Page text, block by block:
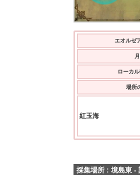
エオルゼ
ローカ
場所
紅玉海
採集場所 : 境島東 -